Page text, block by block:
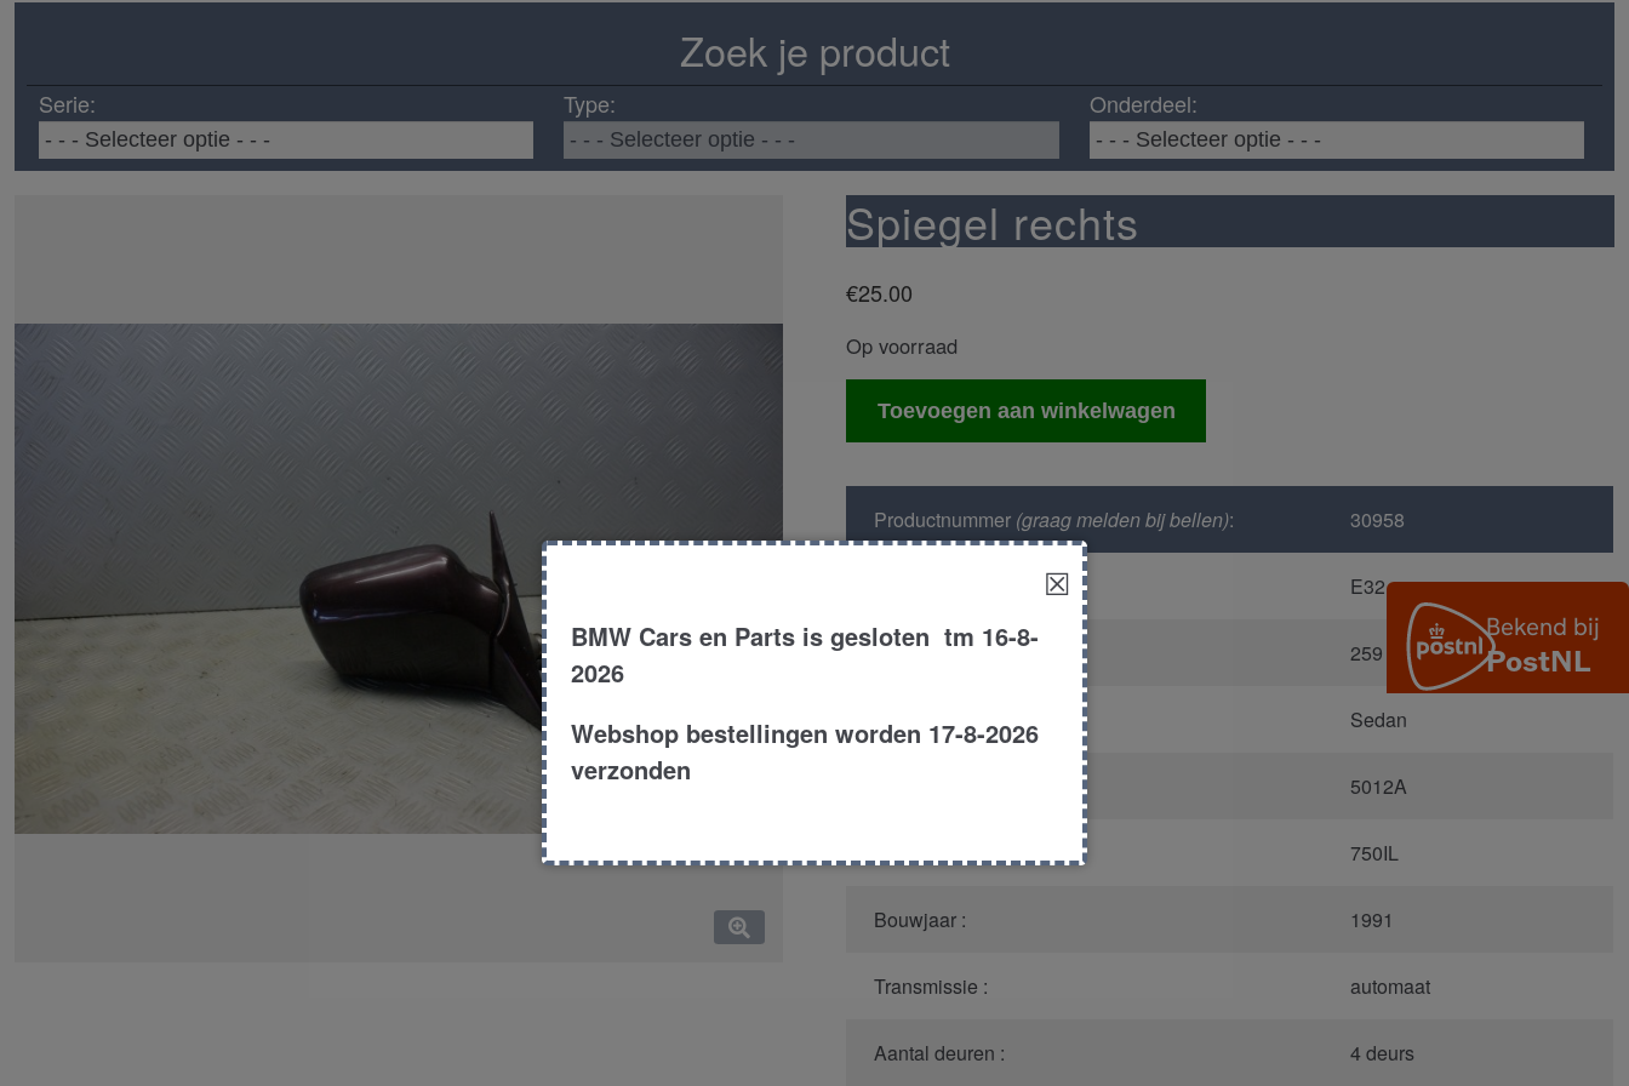
Zoek je product
Serie: Type: Onderdeel:
Spiegel rechts
€25.00
Op voorraad
Spiegel
Toevoegen aan winkelwagen
Productnummer (graag melden bij bellen): 30958
E32
Kleur : 259 - Brokatrot Metallic
Carroserie : Sedan
5012A
750IL
Bouwjaar : 1991
Transmissie : automaat
Aantal deuren : 4 deurs
☒
BMW Cars en Parts is gesloten tm 16-8-
2026
Webshop bestellingen worden 17-8-2026
verzonden